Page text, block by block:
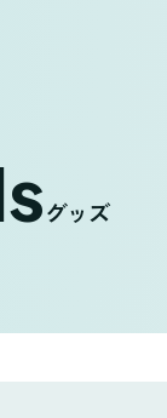
グッズ